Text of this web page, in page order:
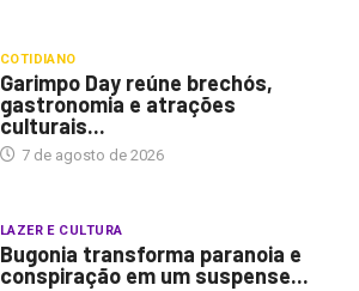
COTIDIANO
Garimpo Day reúne brechós,
gastronomia e atrações
culturais...
7 de agosto de 2026
LAZER E CULTURA
Bugonia transforma paranoia e
conspiração em um suspense...